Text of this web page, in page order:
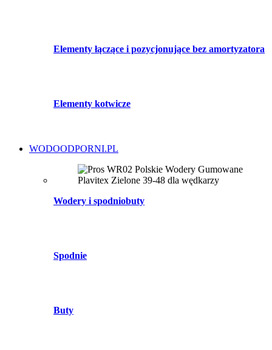
Elementy łączące i pozycjonujące bez amortyzatora
Elementy kotwicze
WODOODPORNI.PL
Wodery i spodniobuty
Spodnie
Buty